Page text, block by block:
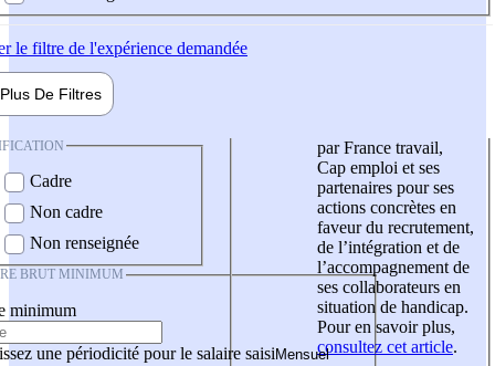
le filtre de l'expérience demandée
Plus De Filtres
Cadre
Non cadre
Non renseignée
BRUT MINIMUM
minimum
une périodicité pour le salaire saisi
par France travail,
Cap emploi et ses
partenaires pour ses
actions concrètes en
faveur du recrutement,
de l’intégration et de
l’accompagnement de
ses collaborateurs en
situation de handicap.
Pour en savoir plus,
consultez cet article.